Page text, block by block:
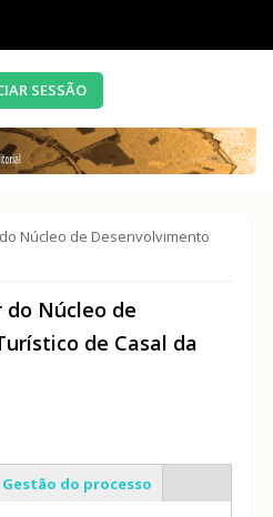
SESSÃO
Núcleo de Desenvolvimento
do Núcleo de
de Casal da
Gestão do processo